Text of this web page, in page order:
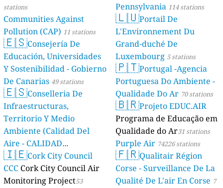
stations
Communities Against
Pollution (CAP) 11 stations
🇪🇸Consejería De
Educación, Universidades
Y Sostenibilidad - Gobierno
De Canarias 49 stations
🇪🇸Conselleria De
Infraestructuras,
Territorio Y Medio
Ambiente (Calidad Del
Aire - CALIDAD
AMBIENTAL) 23 stations
🇮🇪Cork City Council
CCC Cork City Council Air
Monitoring Project53
Pennsylvania 114 stations
🇱🇺Portail De
L'Environnement Du
Grand-duché De
Luxembourg 5 stations
🇵🇹Portugal -Agencia
Portuguesa Do Ambiente -
Qualidade Do Ar 70 stations
🇧🇷Projeto EDUC.AIR
Programa de Educação em
Qualidade do Ar31 stations
Purple Air 74226 stations
🇫🇷Qualitair Région
Corse - Surveillance De La
Qualité De L'air En Corse 7